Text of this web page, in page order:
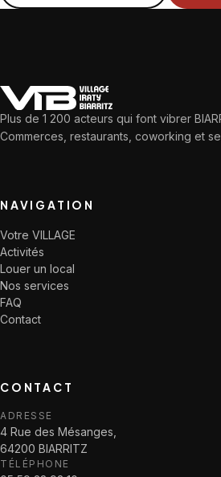
Plus de 1 200 acteurs qui font vibrer
Commerces, restaurants, coworking et
NAVIGATION
Votre VILLAGE
Activités
Louer un local
Nos services
FAQ
Contact
CONTACT
ADRESSE
4 Rue des Mésanges,
64200 BIARRITZ
TÉLÉPHONE